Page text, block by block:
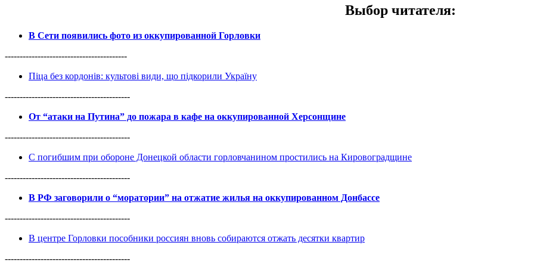
Выбор читателя:
В Сети появились фото из оккупированной Горловки
-----------------------------------------
Піца без кордонів: культові види, що підкорили Україну
------------------------------------------
От “атаки на Путина” до пожара в кафе на оккупированной Херсонщине
------------------------------------------
С погибшим при обороне Донецкой области горловчанином простились на Кировоградщине
------------------------------------------
В РФ заговорили о “моратории” на отжатие жилья на оккупированном Донбассе
------------------------------------------
В центре Горловки пособники россиян вновь собираются отжать десятки квартир
------------------------------------------